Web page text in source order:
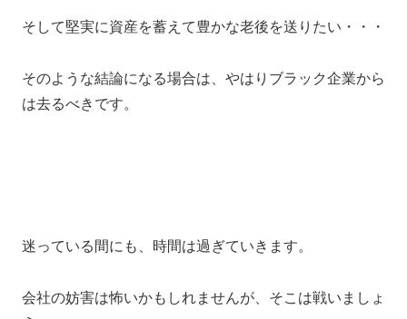
そして堅実に資産を蓄えて豊かな老後を送りたい・・・
そのような結論になる場合は、やはりブラック企業から
は去るべきです。
迷っている間にも、時間は過ぎていきます。
会社の妨害は怖いかもしれませんが、そこは戦いましょ